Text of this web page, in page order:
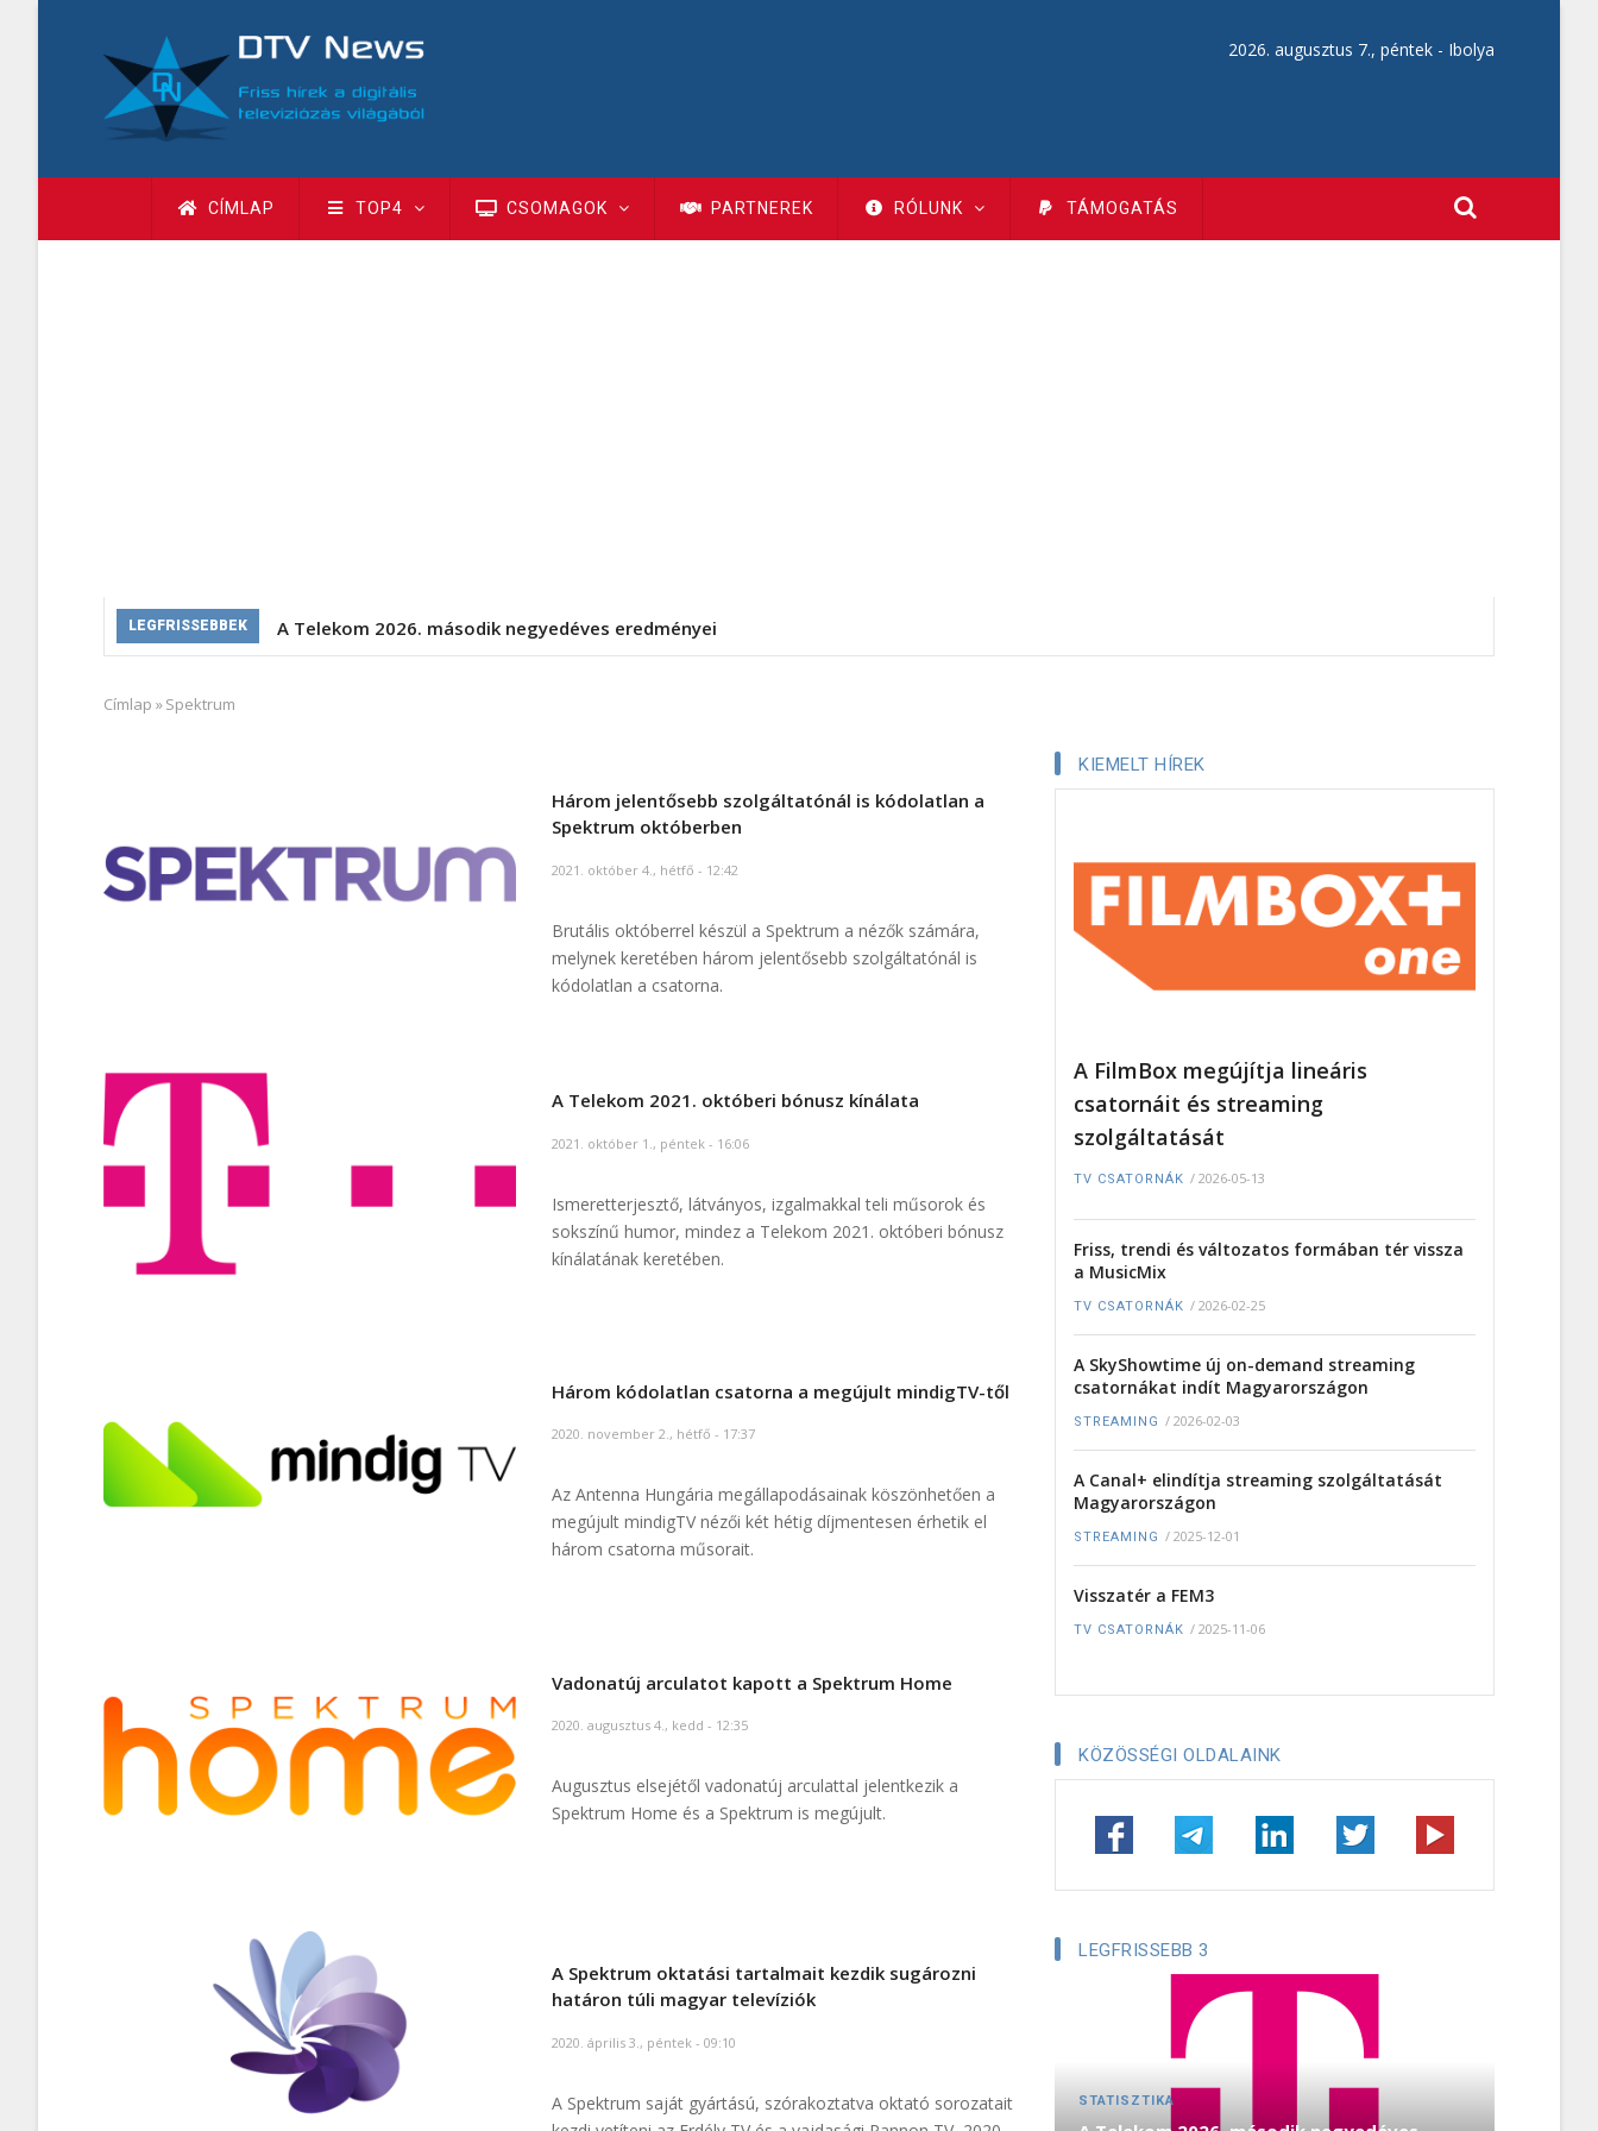
tartalomra
2026. augusztus 7., péntek - Ibolya
Fő
navigáció
CÍMLAP TOP4 CSOMAGOK PARTNEREK RÓLUNK TÁMOGATÁS
LEGFRISSEBBEK A Telekom 2026. második negyedéves eredményei
Morzsa
Címlap »Spektrum
Három jelentősebb szolgáltatónál is kódolatlan a
Spektrum októberben
2021. október 4., hétfő - 12:42
Brutális októberrel készül a Spektrum a nézők számára,
melynek keretében három jelentősebb szolgáltatónál is
kódolatlan a csatorna.
A Telekom 2021. októberi bónusz kínálata
2021. október 1., péntek - 16:06
Ismeretterjesztő, látványos, izgalmakkal teli műsorok és
sokszínű humor, mindez a Telekom 2021. októberi bónusz
kínálatának keretében.
Három kódolatlan csatorna a megújult mindigTV-től
2020. november 2., hétfő - 17:37
Az Antenna Hungária megállapodásainak köszönhetően a
megújult mindigTV nézői két hétig díjmentesen érhetik el
három csatorna műsorait.
Vadonatúj arculatot kapott a Spektrum Home
2020. augusztus 4., kedd - 12:35
Augusztus elsejétől vadonatúj arculattal jelentkezik a
Spektrum Home és a Spektrum is megújult.
A Spektrum oktatási tartalmait kezdik sugározni
határon túli magyar televíziók
2020. április 3., péntek - 09:10
A Spektrum saját gyártású, szórakoztatva oktató sorozatait
KIEMELT HÍREK
A FilmBox megújítja lineáris
csatornáit és streaming
szolgáltatását
TV CSATORNÁK / 2026-05-13
Friss, trendi és változatos formában tér vissza
a MusicMix
TV CSATORNÁK / 2026-02-25
A SkyShowtime új on-demand streaming
csatornákat indít Magyarországon
STREAMING / 2026-02-03
A Canal+ elindítja streaming szolgáltatását
Magyarországon
STREAMING / 2025-12-01
Visszatér a FEM3
TV CSATORNÁK / 2025-11-06
KÖZÖSSÉGI OLDALAINK
LEGFRISSEBB 3
STATISZTIKA